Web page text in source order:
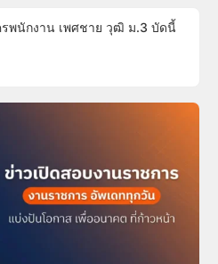
พนักงาน เพศชาย วุฒิ ม.3 บัดนี้